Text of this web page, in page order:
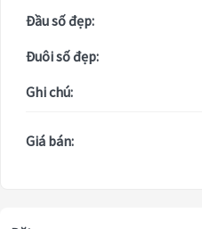
Đầu số đẹp:
Đuôi số đẹp:
Ghi chú:
Giá bán: